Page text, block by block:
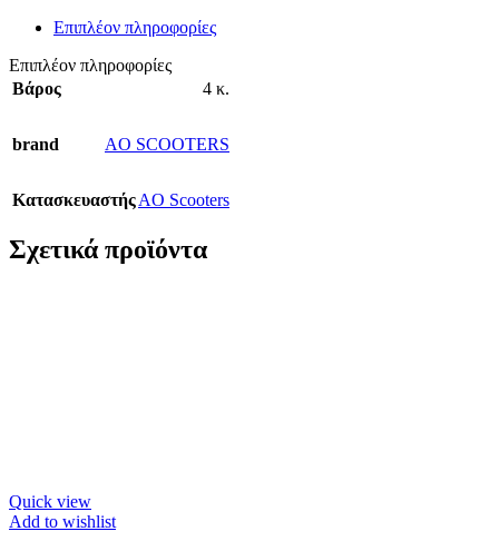
Επιπλέον πληροφορίες
Επιπλέον πληροφορίες
Βάρος
4 κ.
brand AO SCOOTERS
ΚατασκευαστήςAO Scooters
Σχετικά προϊόντα
Quick view
Add to wishlist